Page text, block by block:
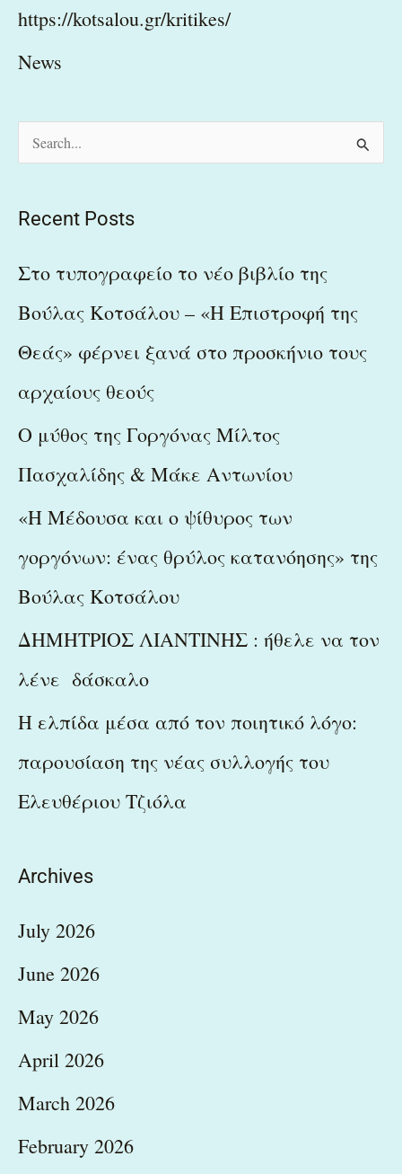
https://kotsalou.gr/kritikes/
News
c
f
o
Recent Posts
Στο τυπογραφείο το νέο βιβλίο της
Βούλας Κοτσάλου – «Η Επιστροφή της
Θεάς» φέρνει ξανά στο προσκήνιο τους
αρχαίους θεούς
Ο μύθος της Γοργόνας Μίλτος
Πασχαλίδης & Μάκε Αντωνίου
«Η Μέδουσα και ο ψίθυρος των
γοργόνων: ένας θρύλος κατανόησης» της
Βούλας Κοτσάλου
ΔΗΜΗΤΡΙΟΣ ΛΙΑΝΤΙΝΗΣ : ήθελε να τον
λένε δάσκαλο
Η ελπίδα μέσα από τον ποιητικό λόγο:
παρουσίαση της νέας συλλογής του
Ελευθέριου Τζιόλα
Archives
July 2026
June 2026
May 2026
April 2026
March 2026
February 2026